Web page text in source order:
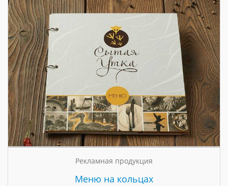
Рекламная продукция
Меню на кольцах